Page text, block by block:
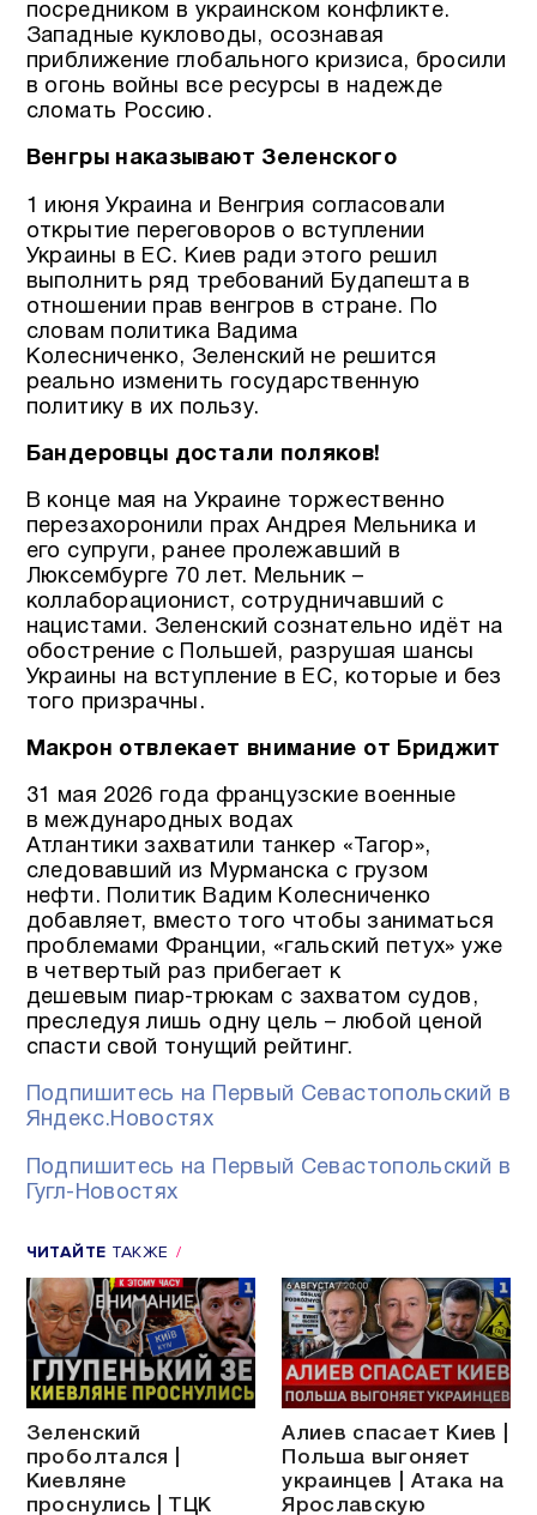
посредником в украинском конфликте.
Западные кукловоды, осознавая
приближение глобального кризиса, бросили
в огонь войны все ресурсы в надежде
сломать Россию.
Венгры наказывают Зеленского
1 июня Украина и Венгрия согласовали
открытие переговоров о вступлении
Украины в ЕС. Киев ради этого решил
выполнить ряд требований Будапешта в
отношении прав венгров в стране. По
словам политика Вадима
Колесниченко, Зеленский не решится
реально изменить государственную
политику в их пользу.
Бандеровцы достали поляков!
В конце мая на Украине торжественно
перезахоронили прах Андрея Мельника и
его супруги, ранее пролежавший в
Люксембурге 70 лет. Мельник –
коллаборационист, сотрудничавший с
нацистами. Зеленский сознательно идёт на
обострение с Польшей, разрушая шансы
Украины на вступление в ЕС, которые и без
того призрачны.
Макрон отвлекает внимание от Бриджит
31 мая 2026 года французские военные
в международных водах
Атлантики захватили танкер «Тагор»,
следовавший из Мурманска с грузом
нефти. Политик Вадим Колесниченко
добавляет, вместо того чтобы заниматься
проблемами Франции, «гальский петух» уже
в четвертый раз прибегает к
дешевым пиар-трюкам с захватом судов,
преследуя лишь одну цель – любой ценой
спасти свой тонущий рейтинг.
Подпишитесь на Первый Севастопольский в
Яндекс.Новостях
Подпишитесь на Первый Севастопольский в
Гугл-Новостях
ЧИТАЙТЕ ТАКЖЕ
Зеленский
проболтался |
Киевляне
проснулись | ТЦК
Алиев спасает Киев |
Польша выгоняет
украинцев | Атака на
Ярославскую